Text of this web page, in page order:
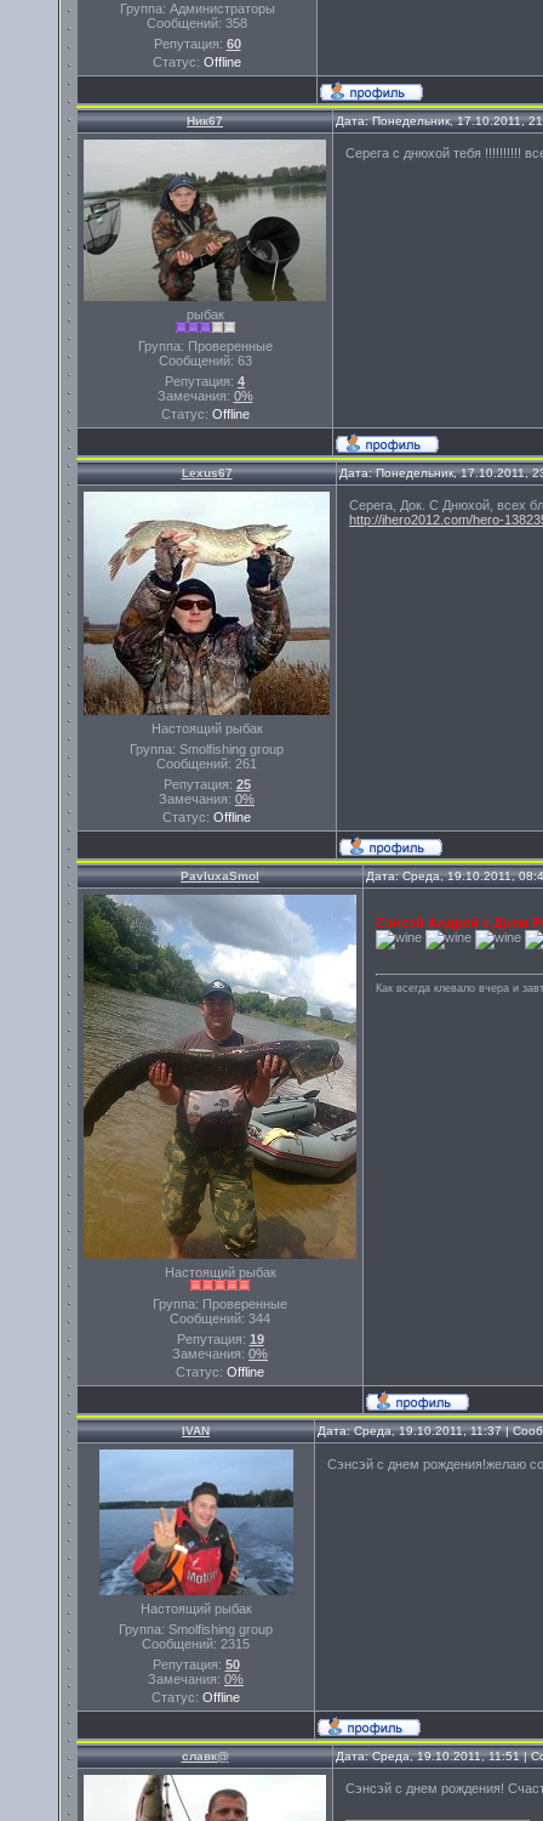
Группа: Администраторы
Сообщений: 358
Репутация: 60
Статус: Offline
Ник67 Дата: Понедельник, 17.10.2011,
рыбак
Группа: Проверенные
Сообщений: 63
Репутация: 4
Замечания: 0%
Статус: Offline
Серега с днюхой тебя !!!!!!!!!!
Lexus67 Дата: Понедельник, 17.10.2011,
Настоящий рыбак
Группа: Smolfishing group
Сообщений: 261
Репутация: 25
Замечания: 0%
Статус: Offline
Серега, Док. С Днюхой, всех
http://ihero2012.com/hero-
PavluxaSmol Дата: Среда, 19.10.2011,
Настоящий рыбак
Группа: Проверенные
Сообщений: 344
Репутация: 19
Замечания: 0%
Статус: Offline
Сэнсэй Андрей с Днем
Как всегда клевало вчера и
IVAN Дата: Среда, 19.10.2011, 11:37 |
Настоящий рыбак
Группа: Smolfishing group
Сообщений: 2315
Репутация: 50
Замечания: 0%
Статус: Offline
Сэнсэй с днем рождения!желаю
славк@ Дата: Среда, 19.10.2011, 11:51 |
Сэнсэй с днем рождения!